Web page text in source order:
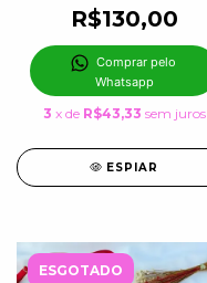
R$130,00
Comprar pelo
Whatsapp
3 x de R$43,33 sem juros
ESPIAR
ESGOTADO